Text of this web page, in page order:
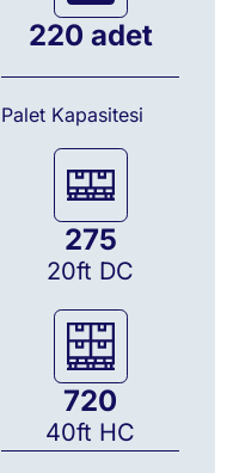
220 adet
Palet Kapasitesi
275
20ft DC
720
40ft HC